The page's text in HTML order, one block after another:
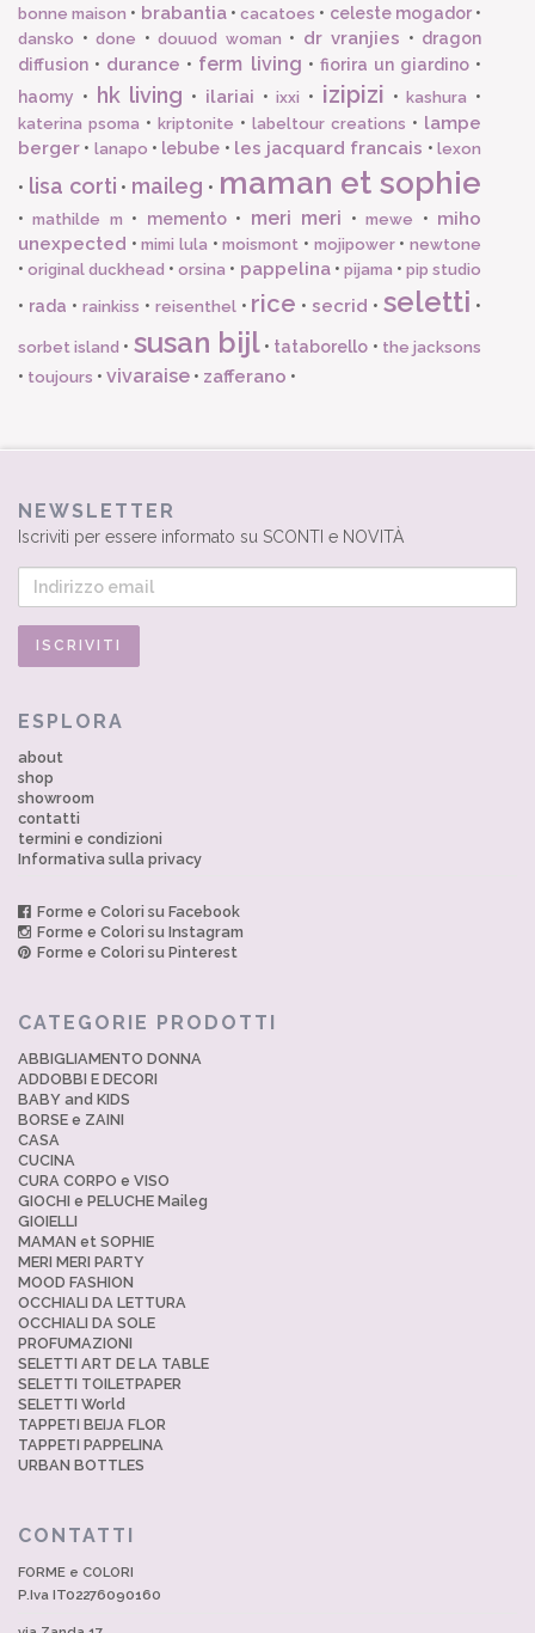
bonne maison • brabantia•cacatoes • celeste mogador•
dansko • done • douuod woman • dr vranjies • dragon
diffusion • durance • ferm living • fiorira un giardino•
haomy • hk living • ilariai •ixxi • izipizi •kashura •
katerina psoma • kriptonite • labeltour creations • lampe
berger • lanapo • lebube • les jacquard francais •lexon
• lisa corti • maileg • maman et sophie
•mathilde m • memento• meri meri •mewe • miho
unexpected •mimi lula •moismont • mojipower•newtone
•original duckhead •orsina • pappelina• pijama • pip studio
• rada • rainkiss • reisenthel• rice •secrid •seletti •
sorbet island • susan bijl• tataborello • the jacksons
• toujours • vivaraise • zafferano •
NEWSLETTER
Iscriviti per essere informato su SCONTI e NOVITÀ
ESPLORA
about
shop
showroom
contatti
termini e condizioni
Informativa sulla privacy
Forme e Colori su Facebook
Forme e Colori su Instagram
Forme e Colori su Pinterest
CATEGORIE PRODOTTI
ABBIGLIAMENTO DONNA
ADDOBBI E DECORI
BABY and KIDS
BORSE e ZAINI
CASA
CUCINA
CURA CORPO e VISO
GIOCHI e PELUCHE Maileg
GIOIELLI
MAMAN et SOPHIE
MERI MERI PARTY
MOOD FASHION
OCCHIALI DA LETTURA
OCCHIALI DA SOLE
PROFUMAZIONI
SELETTI ART DE LA TABLE
SELETTI TOILETPAPER
SELETTI World
TAPPETI BEIJA FLOR
TAPPETI PAPPELINA
URBAN BOTTLES
CONTATTI
FORME e COLORI
P.Iva IT02276090160